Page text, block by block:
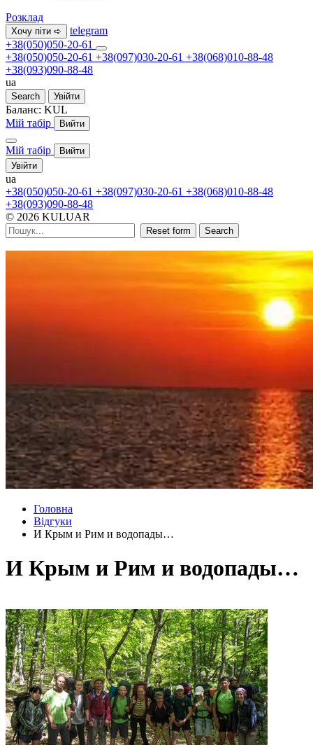
Розклад
Хочу піти ➪
telegram
+38(050)050-20-61
+38(050)050-20-61 +38(097)030-20-61 +38(068)010-88-48
+38(093)090-88-48
ua
Search Увійти
Баланс: KUL
Мій табір
Вийти
Мій табір
Вийти
Увійти
ua
+38(050)050-20-61 +38(097)030-20-61 +38(068)010-88-48
+38(093)090-88-48
© 2026 KULUAR
Reset form Search
Головна
Відгуки
И Крым и Рим и водопады…
И Крым и Рим и водопады…